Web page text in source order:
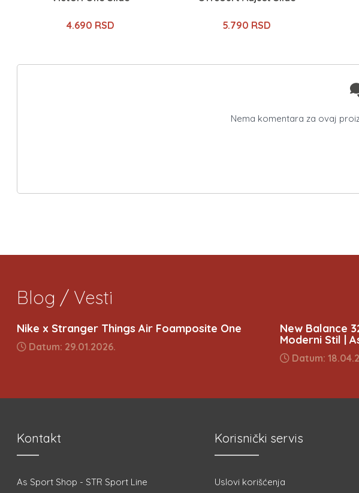
4.690 RSD 5.790 RSD
Nema komentara za ovaj
Blog / Vesti
Nike x Stranger Things Air Foamposite One
Datum: 29.01.2026.
New Balance
Moderni Stil |
Datum:
Kontakt
As Sport Shop - STR Sport Line
Korisnički servis
Uslovi korišćenja